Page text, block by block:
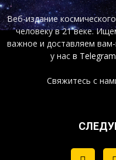
Веб-издание
человеку в 21 веке.
важное и доставляем
у нас в
Свяжитесь с